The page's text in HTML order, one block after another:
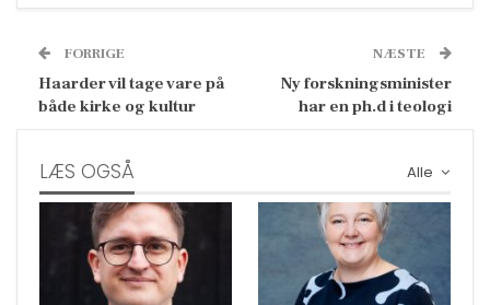
FORRIGE
Haarder vil tage vare på
både kirke og kultur
NÆSTE
Ny forskningsminister
har en ph.d i teologi
Alle
LÆS OGSÅ